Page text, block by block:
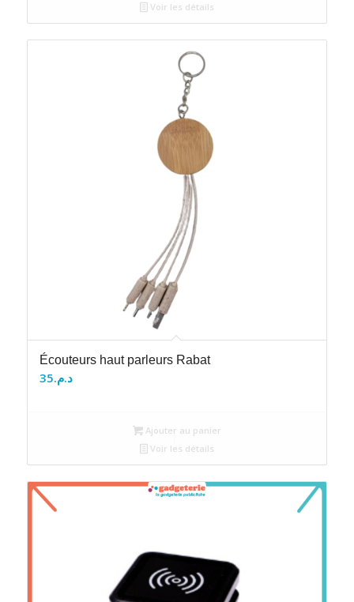
Voir les détails
Écouteurs haut parleurs Rabat
د.م.35
Ajouter au panier
Voir les détails